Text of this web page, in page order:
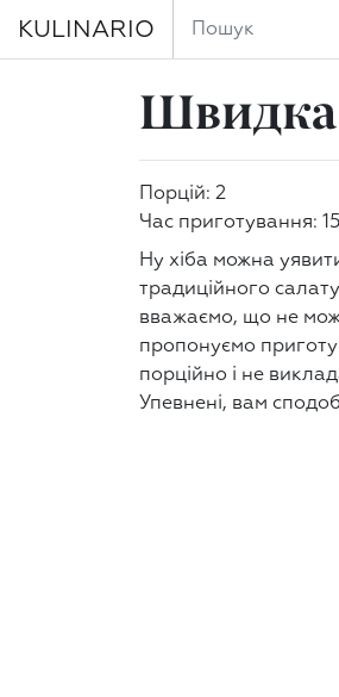
KULINARIO
Швидка
Порцій: 2
Час приготування:
Ну хіба можна
традиційного
вважаємо, що не
пропонуємо
порційно і не
Упевнені, вам